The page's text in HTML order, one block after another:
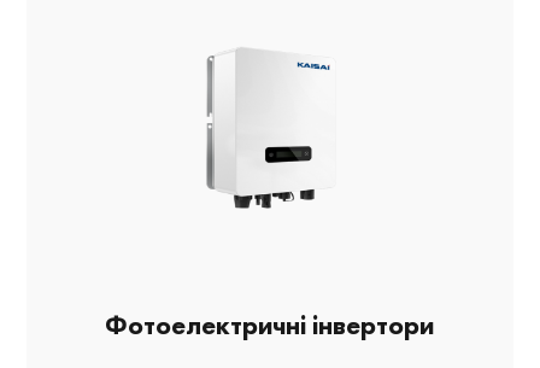
Фотоелектричні інвертори